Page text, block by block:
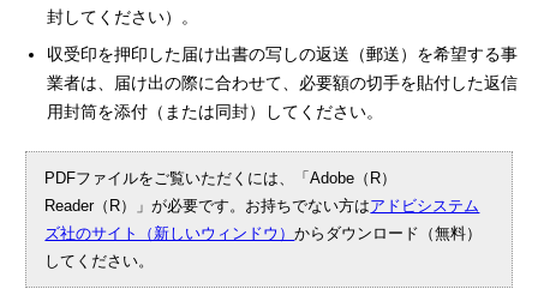
封してください）。
収受印を押印した届け出書の写しの返送（郵送）を希望する事
業者は、届け出の際に合わせて、必要額の切手を貼付した返信
用封筒を添付（または同封）してください。
PDFファイルをご覧いただくには、「Adobe（R）
Reader（R）」が必要です。お持ちでない方はアドビシステム
ズ社のサイト（新しいウィンドウ）からダウンロード（無料）
してください。